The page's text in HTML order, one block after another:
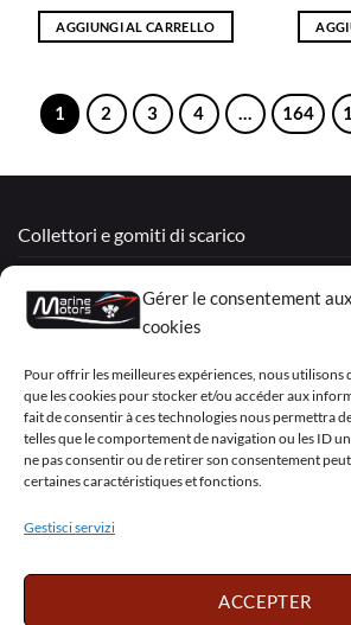
Gérer le consentement aux
cookies
Pour offrir les meilleures expériences, nous utilisons
que les cookies pour stocker et/ou accéder aux
fait de consentir à ces technologies nous permettra
telles que le comportement de navigation ou les ID
ne pas consentir ou de retirer son consentement
certaines caractéristiques et fonctions.
Gestisci servizi
ACCEPTER
AGGIUNGI AL CARRELLO
1 2 3 4 … 164
Collettori e gomiti di scarico
Mercruiser
VOLVO PENTA / OMC
My Account